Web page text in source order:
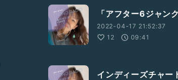
「アフター6ジャン
2022-04-17 21:52:37
12
09:41
インディーズチャー